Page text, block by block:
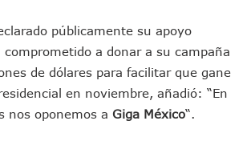
Vecinos De La Playita Reciben A Juan Carlos Castro
Detienen A Cuatro Hombres Armados En Bucerías;
Yussara Canales Pide Transparencia Sobre Nuevo
Adultos Mayores De Ixtapa Tendrán Una “Casa De Día”
Mujeres Recorren Calles De Ixtapa Para Identificar
públicamente su apoyo
comprometido a donar a su campaña
de dólares para facilitar que gane
en noviembre, añadió: “En
nos oponemos a Giga México“.